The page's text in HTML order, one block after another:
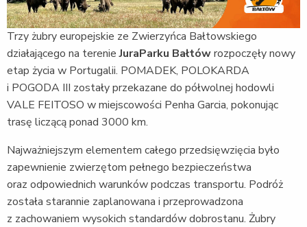
Trzy żubry europejskie ze Zwierzyńca Bałtowskiego
działającego na terenieJuraParku Bałtówrozpoczęły nowy
etap życia w Portugalii. POMADEK, POLOKARDA
i POGODA III zostały przekazane do półwolnej hodowli
VALE FEITOSO w miejscowości Penha Garcia, pokonując
trasę liczącą ponad 3000 km.
Najważniejszym elementem całego przedsięwzięcia było
zapewnienie zwierzętom pełnego bezpieczeństwa
oraz odpowiednich warunków podczas transportu. Podróż
została starannie zaplanowana i przeprowadzona
z zachowaniem wysokich standardów dobrostanu. Żubry